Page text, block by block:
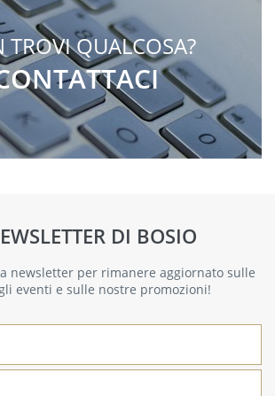
TROVI QUALCOSA?
DI BOSIO
newsletter per rimanere aggiornato sulle
eventi e sulle nostre promozioni!